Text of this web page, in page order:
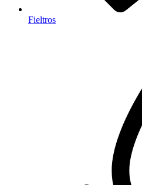
Fieltros